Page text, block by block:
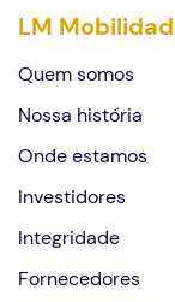
LM
Quem somos
Nossa história
Onde estamos
Investidores
Integridade
Fornecedores